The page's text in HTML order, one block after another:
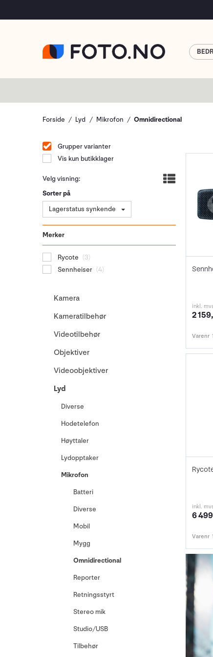
Forside Lyd Mikrofon Omnidirectional
Grupper varianter
Vis kun butikklager
Velg visning:
Sorter på
Lagerstatus synkende
Merker
Rycote (3)
Sennheiser (4)
Kamera
Kameratilbehør
Videotilbehør
Objektiver
Videoobjektiver
Lyd
Diverse
Hodetelefon
Høyttaler
Lydopptaker
Mikrofon
Batteri
Diverse
Mobil
Mygg
Omnidirectional
Reporter
Retningsstyrt
Stereo mik
Studio/USB
Tilbehør
inkl.
2
Varenr
inkl.
6
Varenr